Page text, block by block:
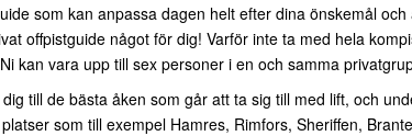
som kan anpassa dagen helt efter dina önskemål
offpistguide något för dig! Varför inte ta med hela
kan vara upp till sex personer i en och samma
till de bästa åken som går att ta sig till med lift, och
som till exempel Hamres, Rimfors, Sheriffen,